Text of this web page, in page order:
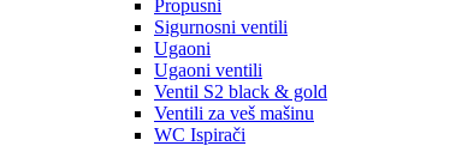
Propusni
Sigurnosni ventili
Ugaoni
Ugaoni ventili
Ventil S2 black & gold
Ventili za veš mašinu
WC Ispirači